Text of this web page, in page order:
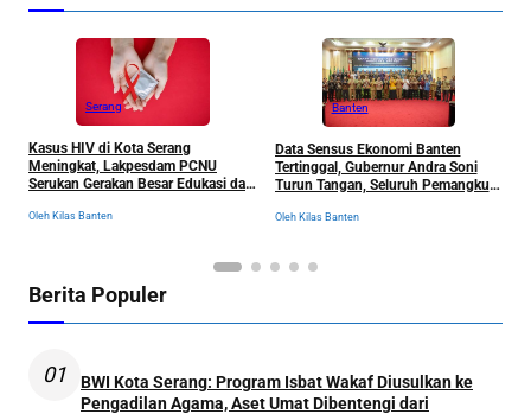
Serang
Kasus HIV di Kota Serang
Meningkat, Lakpesdam PCNU
Serukan Gerakan Besar Edukasi dan
Oleh Kilas Banten
Banten
Data Sensus Ekonomi Banten
Tertinggal, Gubernur Andra Soni
Turun Tangan, Seluruh Pemangku
Dikumpulkan
Oleh Kilas Banten
Berita Populer
01
BWI Kota Serang: Program Isbat Wakaf Diusulkan ke
Pengadilan Agama, Aset Umat Dibentengi dari